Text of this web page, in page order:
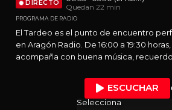
DIRECTO
Quedan 22 min
PROGRAMA DE RADIO
El Tardeo es el punto de encuentro
en Aragón Radio. De 16:00 a 19:30
acompaña con buena música,
los momentos del día: en plena siesta,
disfrutando de un rato de relax. Dos
que invitan a desconectar, sonreír y
ESCUCHAR
Selecciona